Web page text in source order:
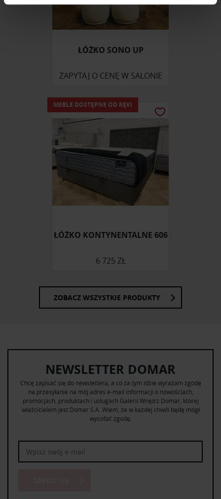
zmienić lub wycofać swoją zgodę w dowolnej chwili.
Wykorzystujemy pliki cookie do spersonalizowania treści
analizować ruch w naszej witrynie. Informacje o tym, jak
społecznościowym, reklamowym i analitycznym.
otrzymanymi od Ciebie lub uzyskanymi podczas
korzystania z ich usług.
ŁÓŻKO SONO UP
ZAPYTAJ O CENĘ W SALONIE
ŁÓŻKO KONTYNENTALNE 606
6 725 ZŁ
MEBLE DOSTĘPNE OD RĘKI
ZOBACZ WSZYSTKIE PRODUKTY
NEWSLETTER DOMAR
Chcę zapisać się do newslettera, a co za tym idzie wyrażam zgodę
na przesyłanie na mój adres e-mail informacji o nowościach,
promocjach, produktach i usługach Galerii Wnętrz Domar, której
właścicielem jest Domar S.A. Wiem, że w każdej chwili będę mógł
wycofać zgodę.